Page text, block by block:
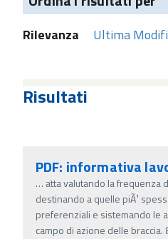
Rilevanza Ultima
Risultati
PDF: informativa
… atta valutando la frequenza
destinando a quelle piÃ¹
preferenziali e sistemando le
campo di azione delle